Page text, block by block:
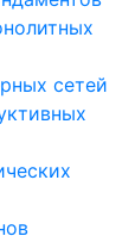
сетей